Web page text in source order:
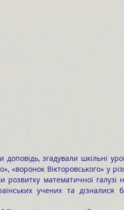
«воронок Вікторовського» у
розвитку математичної
учених та дізналися